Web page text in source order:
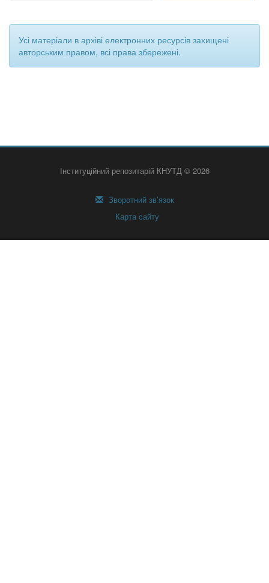
Усі матеріали в архіві електронних ресурсів захищені
авторським правом, всі права збережені.
Інституційний репозитарій КНУТД © 2026
Зворотний зв’язок
Карта сайту